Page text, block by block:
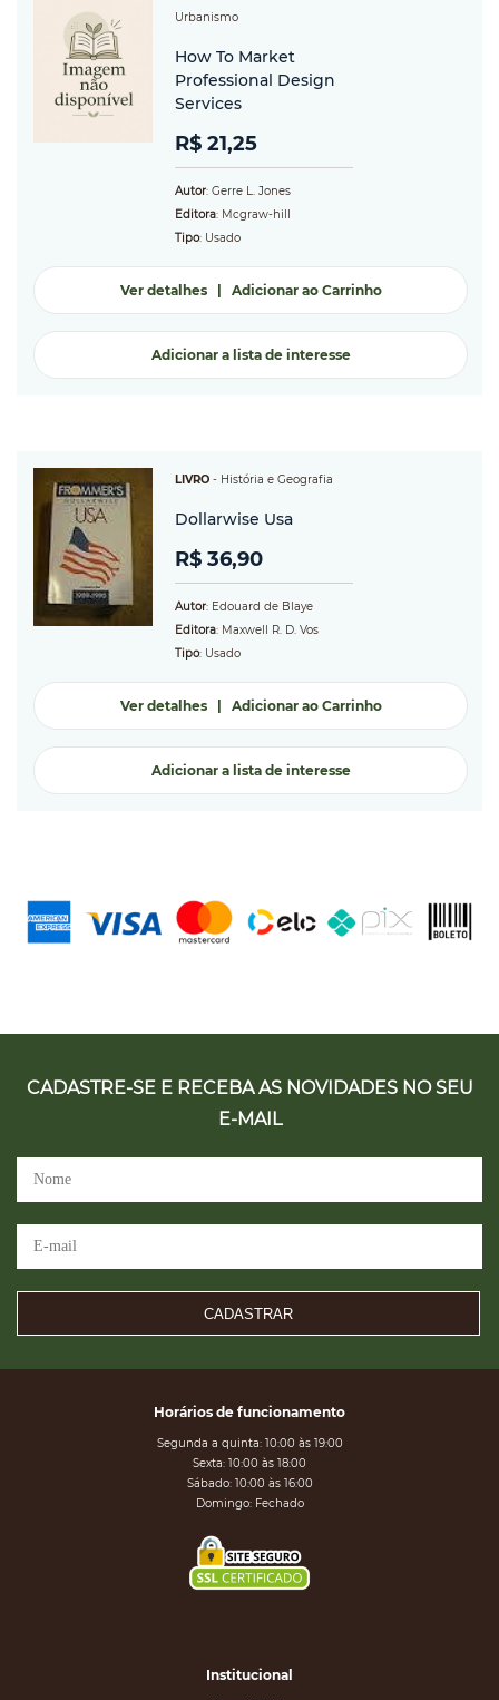
Urbanismo
How To Market
Professional Design
Services
R$ 21,25
Autor: Gerre L. Jones
Editora: Mcgraw-hill
Tipo: Usado
Ver detalhes| Adicionar ao Carrinho
Adicionar a lista de interesse
LIVRO - História e Geografia
Dollarwise Usa
R$ 36,90
Autor: Edouard de Blaye
Editora: Maxwell R. D. Vos
Tipo: Usado
Ver detalhes| Adicionar ao Carrinho
Adicionar a lista de interesse
CADASTRE-SE E RECEBA AS NOVIDADES NO SEU
E-MAIL
CADASTRAR
Horários de funcionamento
Segunda a quinta: 10:00 às 19:00
Sexta: 10:00 às 18:00
Sábado: 10:00 às 16:00
Domingo: Fechado
Institucional